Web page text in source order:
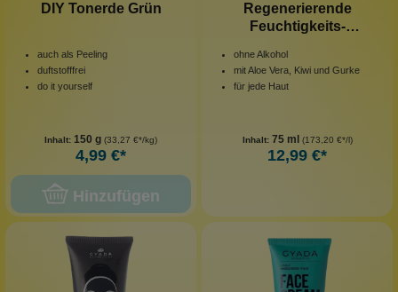
DIY Tonerde Grün
auch als Peeling
duftstofffrei
do it yourself
Inhalt: 150 g (33,27 €*/kg)
4,99 €*
Hinzufügen
Regenerierende
Feuchtigkeits-
ohne Alkohol
mit Aloe Vera, Kiwi und Gurke
für jede Haut
Inhalt: 75 ml (173,20 €*/l)
12,99 €*